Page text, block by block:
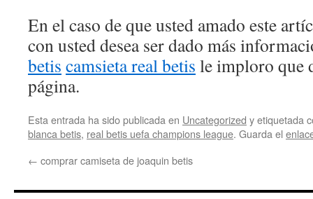
En el caso de que usted amado este
con usted desea ser dado más
betis camsieta real betis le imploro que
página.
Esta entrada ha sido publicada en Uncategorized y etiquetada
blanca betis, real betis uefa champions league. Guarda el
← comprar camiseta de joaquin betis